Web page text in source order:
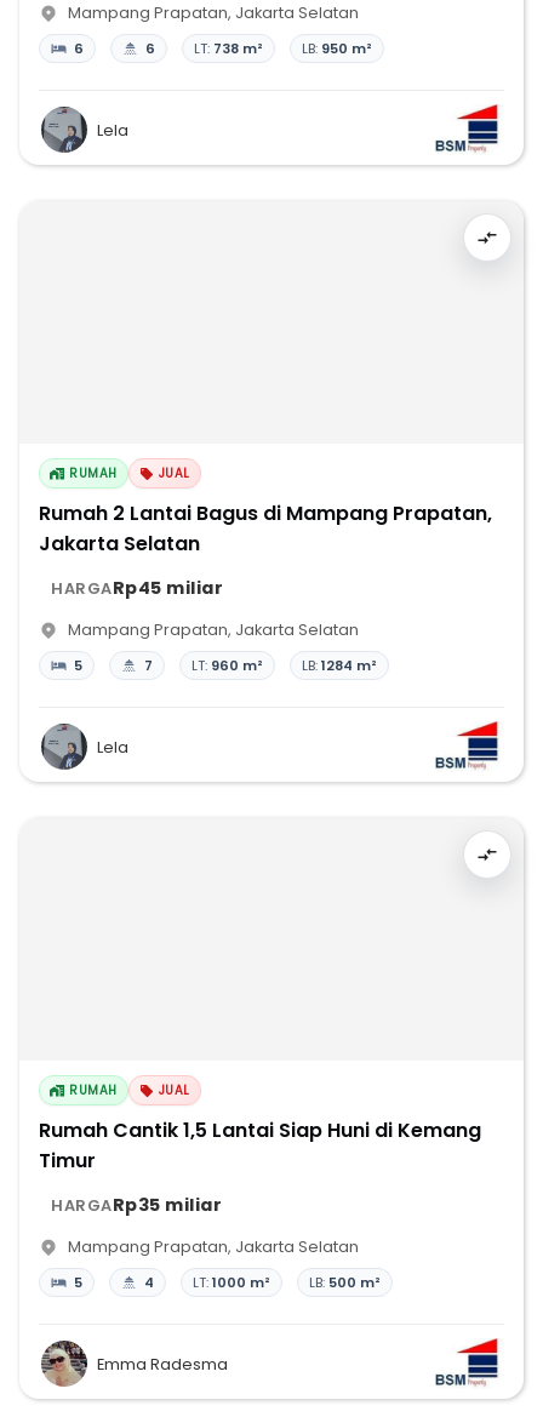
Mampang Prapatan, Jakarta Selatan
6 6 LT: 738 m² LB: 950 m²
Lela
RUMAH JUAL
Rumah 2 Lantai Bagus di Mampang Prapatan,
Jakarta Selatan
HARGARp45 miliar
Mampang Prapatan, Jakarta Selatan
5 7 LT: 960 m² LB:1284 m²
Lela
RUMAH JUAL
Rumah Cantik 1,5 Lantai Siap Huni di Kemang
Timur
HARGARp35 miliar
Mampang Prapatan, Jakarta Selatan
5 4 LT:1000 m² LB: 500 m²
Emma Radesma